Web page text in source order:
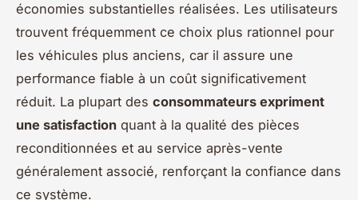
économies substantielles réalisées. Les utilisateurs
trouvent fréquemment ce choix plus rationnel pour
les véhicules plus anciens, car il assure une
performance fiable à un coût significativement
réduit. La plupart des consommateurs expriment
une satisfaction quant à la qualité des pièces
reconditionnées et au service après-vente
généralement associé, renforçant la confiance dans
ce système.